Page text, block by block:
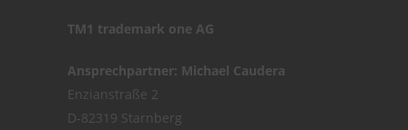
TM1 trademark one AG
Ansprechpartner: Michael Caudera
Enzianstraße 2
D-82319 Starnberg